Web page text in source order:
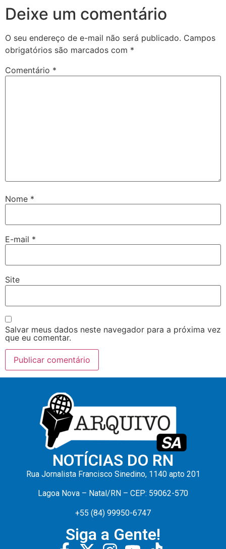
Deixe um comentário
O seu endereço de e-mail não será publicado. Campos
obrigatórios são marcados com *
Comentário *
Nome *
E-mail *
Site
Salvar meus dados neste navegador para a próxima vez
que eu comentar.
NOTÍCIAS DO RN
Rua Jornalista Francisco Sinedino, 1140 apto 201
Lagoa Nova – Natal/RN – CEP: 59062-570
+55 (84) 99950-6747
Siga a Gente!